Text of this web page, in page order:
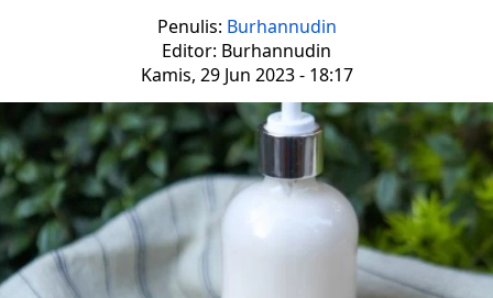
Penulis: Burhannudin
Editor: Burhannudin
Kamis, 29 Jun 2023 - 18:17